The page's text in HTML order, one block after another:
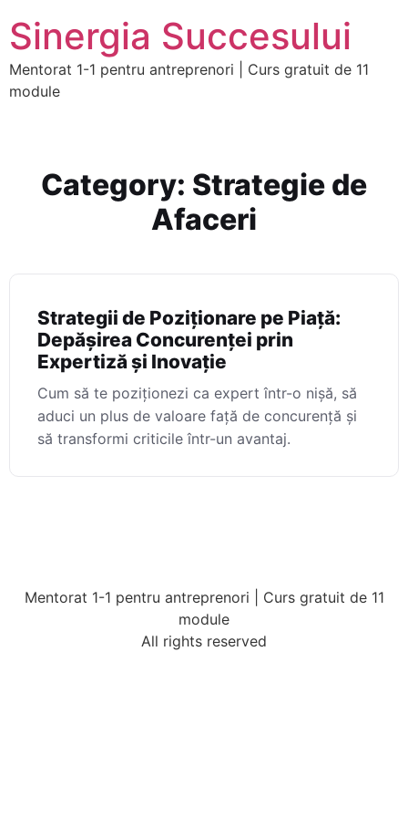
Sinergia Succesului
Mentorat 1-1 pentru antreprenori | Curs gratuit de 11
module
Category: Strategie de
Afaceri
Strategii de Poziționare pe Piață:
Depășirea Concurenței prin
Expertiză și Inovație
Cum să te poziționezi ca expert într-o nișă, să
aduci un plus de valoare față de concurență și
să transformi criticile într-un avantaj.
Mentorat 1-1 pentru antreprenori | Curs gratuit de 11
module
All rights reserved